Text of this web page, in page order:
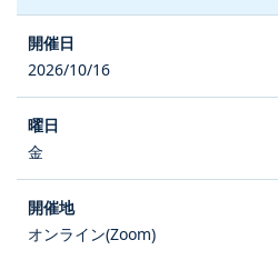
2026/10/16
金
オンライン(Zoom)